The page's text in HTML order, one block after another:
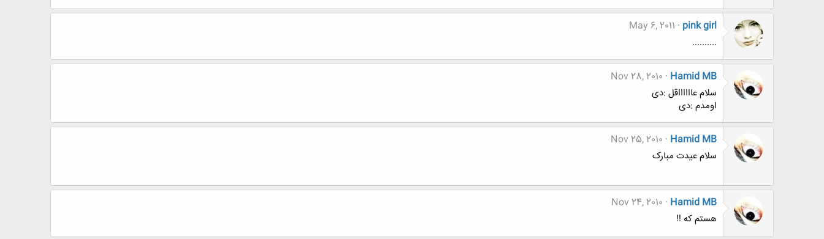
pink girl
May 6, 2011
..........
Hamid MB
Nov 28, 2010
سلام عااااااقل :دی
اومدم :دی
Hamid MB
Nov 25, 2010
سلام عیدت مبارک
Hamid MB
Nov 24, 2010
هستم که !!